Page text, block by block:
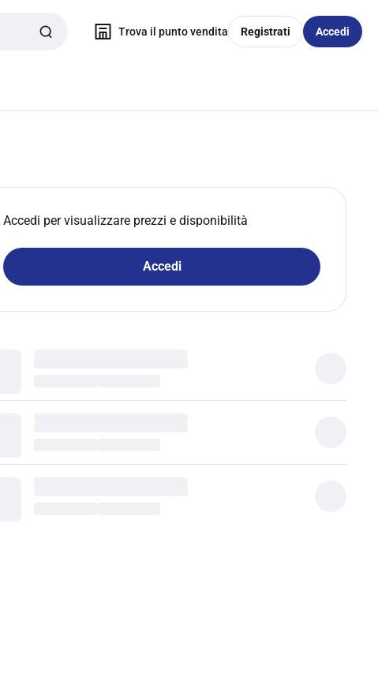
Trova il punto vendita Registrati Accedi
Accedi per visualizzare prezzi e disponibilità
Accedi